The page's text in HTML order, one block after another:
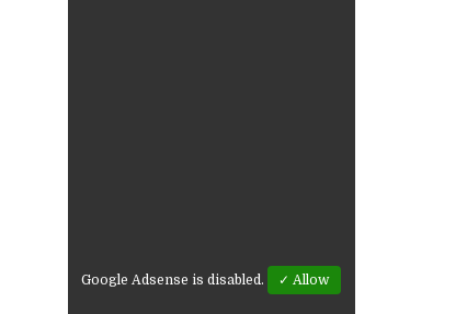
Google Adsense is disabled. ✓ Allow